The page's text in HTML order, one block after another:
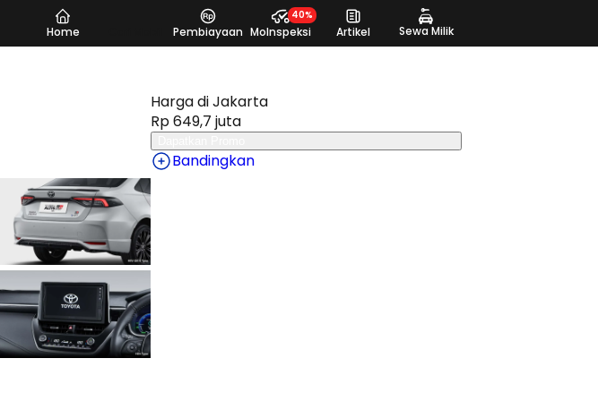
Home Pembiayaan MoInspeksi
40%
Artikel Sewa Milik
Harga di Jakarta
Rp 649,7 juta
Bandingkan